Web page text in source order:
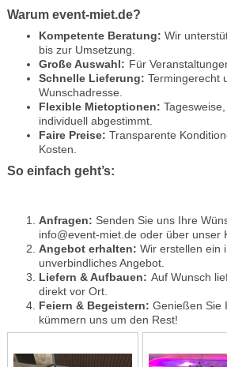
Warum event-miet.de?
Kompetente Beratung: Wir
bis zur Umsetzung.
Große Auswahl: Für
Schnelle Lieferung: Termingerecht
Wunschadresse.
Flexible Mietoptionen:
individuell abgestimmt.
Faire Preise: Transparente
Kosten.
So einfach geht’s:
Anfragen: Senden Sie uns Ihre
info@event-miet.de oder über unser
Angebot erhalten: Wir erstellen ein
unverbindliches Angebot.
Liefern & Aufbauen: Auf Wunsch
direkt vor Ort.
Feiern & Begeistern: Genießen Sie
kümmern uns um den Rest!